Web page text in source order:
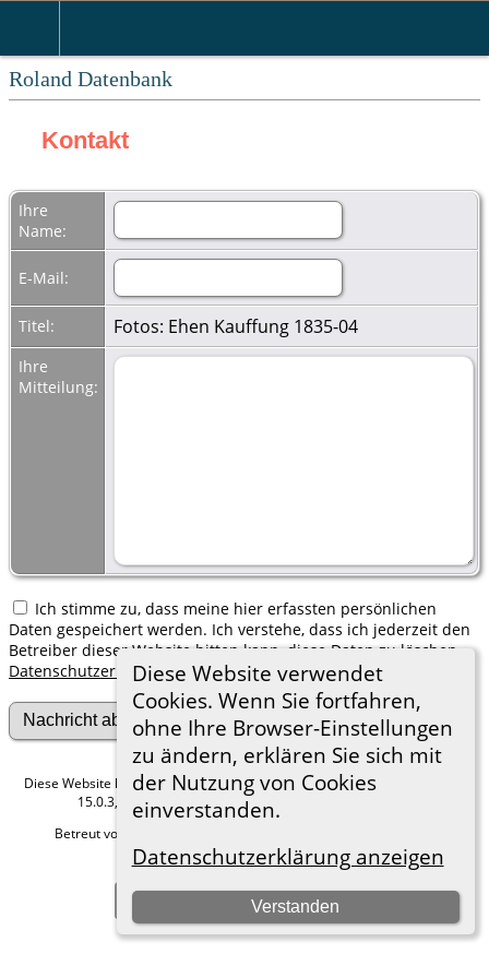
Roland Datenbank
Diese Website verwendet
Cookies. Wenn Sie fortfahren,
ohne Ihre Browser-Einstellungen
zu ändern, erklären Sie sich mit
der Nutzung von Cookies
einverstanden.
Datenschutzerklärung anzeigen
Verstanden
Kontakt
Ihre
Name:
E-Mail:
Titel: Fotos: Ehen Kauffung 1835-04
Ihre
Mitteilung:
Ich stimme zu, dass meine hier erfassten persönlichen
Daten gespeichert werden. Ich verstehe, dass ich jederzeit den
Betreiber dieser Website bitten kann, diese Daten zu löschen.
Datenschutzerklärung
Diese Website läuft mit The Next Generation of Genealogy Sitebuilding
15.0.3, programmiert von Darrin Lythgoe © 2001-2026.
Betreut von
Hier geht es zum Impressum
Zur Desktop-Webseite wechseln